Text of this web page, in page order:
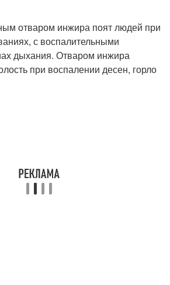
отваром инжира поят людей при
с воспалительными
дыхания. Отваром инжира
при воспалении десен, горло